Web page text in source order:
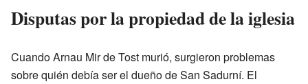
Disputas por la propiedad de la iglesia
Cuando Arnau Mir de Tost murió, surgieron problemas
sobre quién debía ser el dueño de San Sadurní. El